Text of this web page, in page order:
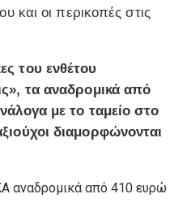
και οι περικοπές στις
του ενθέτου
τα αναδρομικά από
με το ταμείο στο
διαμορφώνονται
αναδρομικά από 410 ευρώ